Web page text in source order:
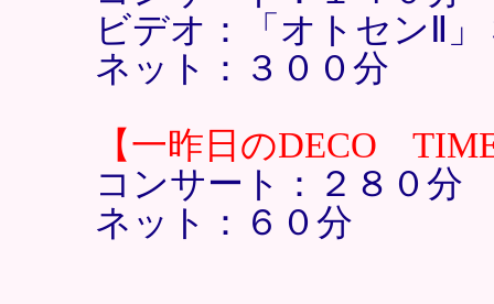
ビデオ：「オトセンⅡ」
ネット：３００分
【一昨日のDECO
コンサート：２８０分
ネット：６０分